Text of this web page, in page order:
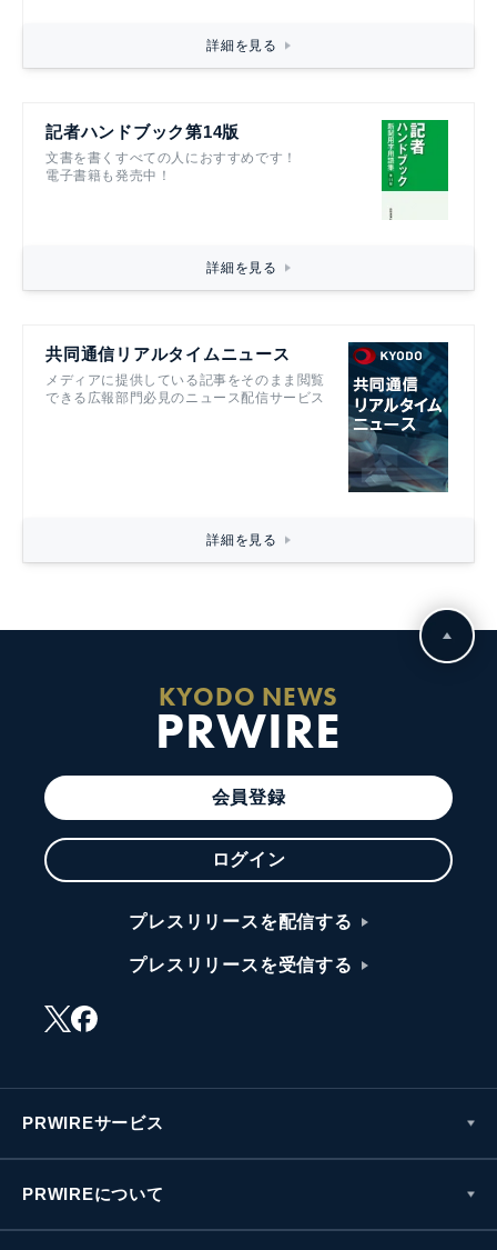
詳細を見る
記者ハンドブック第14版
文書を書くすべての人におすすめです！
電子書籍も発売中！
詳細を見る
共同通信リアルタイムニュース
メディアに提供している記事をそのまま閲覧
できる広報部門必見のニュース配信サービス
詳細を見る
KYODO NEWS
PRWIRE
会員登録
ログイン
プレスリリースを配信する
プレスリリースを受信する
PRWIREサービス
PRWIREについて